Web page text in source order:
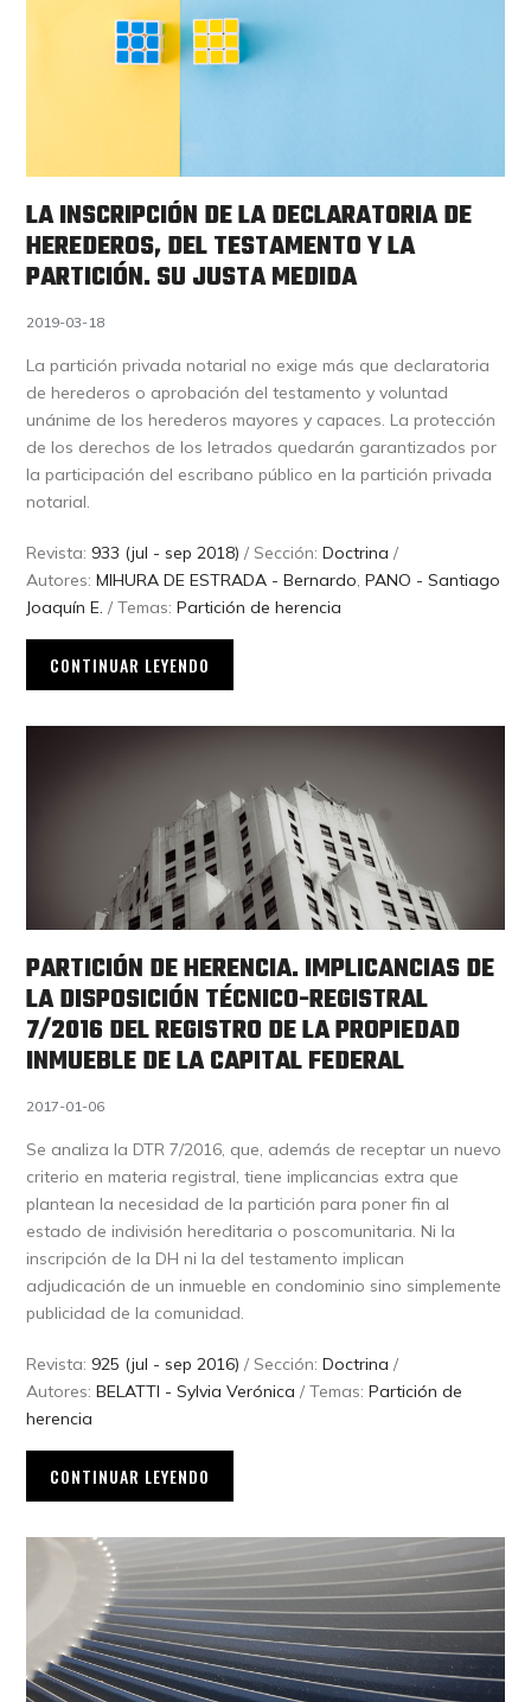
LA INSCRIPCIÓN DE LA DECLARATORIA DE
HEREDEROS, DEL TESTAMENTO Y LA
PARTICIÓN. SU JUSTA MEDIDA
2019-03-18
La partición privada notarial no exige más que declaratoria
de herederos o aprobación del testamento y voluntad
unánime de los herederos mayores y capaces. La protección
de los derechos de los letrados quedarán garantizados por
la participación del escribano público en la partición privada
notarial.
Revista: 933 (jul - sep 2018) / Sección:Doctrina /
Autores:MIHURA DE ESTRADA - Bernardo ,PANO - Santiago
Joaquín E. / Temas:Partición de herencia
CONTINUAR LEYENDO
PARTICIÓN DE HERENCIA. IMPLICANCIAS DE
LA DISPOSICIÓN TÉCNICO-REGISTRAL
7/2016 DEL REGISTRO DE LA PROPIEDAD
INMUEBLE DE LA CAPITAL FEDERAL
2017-01-06
Se analiza la DTR 7/2016, que, además de receptar un nuevo
criterio en materia registral, tiene implicancias extra que
plantean la necesidad de la partición para poner fin al
estado de indivisión hereditaria o poscomunitaria. Ni la
inscripción de la DH ni la del testamento implican
adjudicación de un inmueble en condominio sino simplemente
publicidad de la comunidad.
Revista: 925 (jul - sep 2016) / Sección:Doctrina /
Autores:BELATTI - Sylvia Verónica / Temas:Partición de
herencia
CONTINUAR LEYENDO